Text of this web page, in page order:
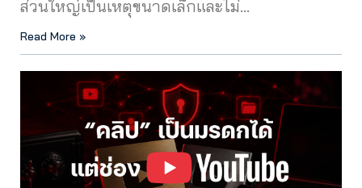
ส่วนใหญ่เป็นเหตุขนาดเล็กและไม่…
Read More »